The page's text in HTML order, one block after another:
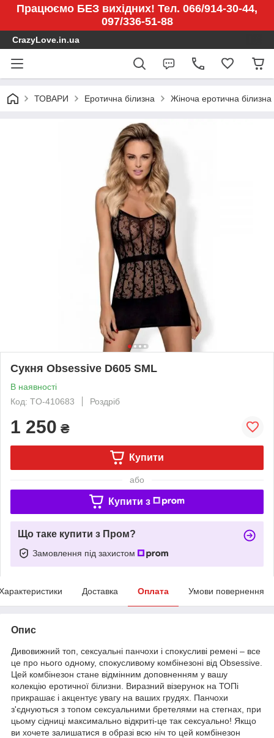
Працюємо БЕЗ вихідних! Тел. 066/914-30-44,
097/336-51-88
CrazyLove.in.ua
ТОВАРИ Еротична білизна Жіноча еротична білизна
Сукня Obsessive D605 SML
В наявності
Код: TO-410683
Роздріб
1 250 ₴
Купити
або
Купити з
Що таке купити з Пром?
Замовлення під захистом
Доставка Оплата Умови повернення
Опис
Дивовижний топ, сексуальні панчохи і спокусливі ремені – все
це про нього одному, спокусливому комбінезоні від Obsessive.
Цей комбінезон стане відмінним доповненням у вашу
колекцію еротичної білизни. Виразний візерунок на ТОПі
прикрашає і акцентує увагу на ваших грудях. Панчохи
з'єднуються з топом сексуальними бретелями на стегнах, при
цьому сідниці максимально відкриті-це так сексуально! Якщо
ви хочете залишатися в образі всю ніч то цей комбінезон